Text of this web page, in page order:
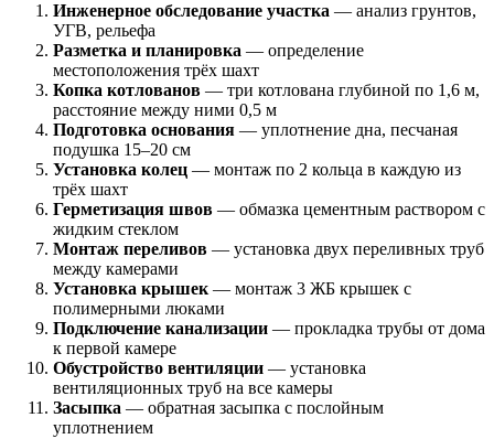
Инженерное обследование участка — анализ грунтов,
УГВ, рельефа
Разметка и планировка — определение
местоположения трёх шахт
Копка котлованов — три котлована глубиной по 1,6 м,
расстояние между ними 0,5 м
Подготовка основания — уплотнение дна, песчаная
подушка 15–20 см
Установка колец — монтаж по 2 кольца в каждую из
трёх шахт
Герметизация швов — обмазка цементным раствором с
жидким стеклом
Монтаж переливов — установка двух переливных труб
между камерами
Установка крышек— монтаж 3 ЖБ крышек с
полимерными люками
Подключение канализации — прокладка трубы от дома
к первой камере
Обустройство вентиляции — установка
вентиляционных труб на все камеры
Засыпка — обратная засыпка с послойным
уплотнением